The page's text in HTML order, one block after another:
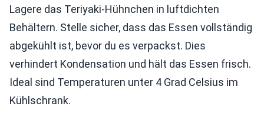
Lagere das Teriyaki-Hühnchen in luftdichten
Behältern. Stelle sicher, dass das Essen vollständig
abgekühlt ist, bevor du es verpackst. Dies
verhindert Kondensation und hält das Essen frisch.
Ideal sind Temperaturen unter 4 Grad Celsius im
Kühlschrank.